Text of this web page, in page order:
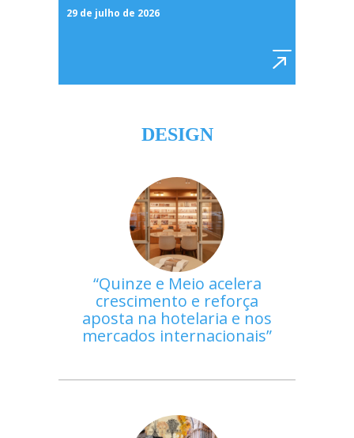
29 de julho de 2026
DESIGN
Quinze e Meio acelera
crescimento e reforça
aposta na hotelaria e nos
mercados internacionais